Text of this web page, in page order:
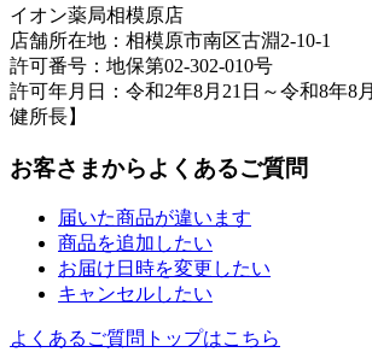
イオン薬局相模原店
店舗所在地：相模原市南区古淵2-10-1
許可番号：地保第02-302-010号
許可年月日：令和2年8月21日～令和8年8
健所長】
お客さまからよくあるご質問
届いた商品が違います
商品を追加したい
お届け日時を変更したい
キャンセルしたい
よくあるご質問トップはこちら